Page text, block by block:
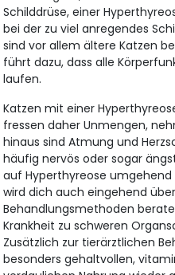
Schilddrüse, einer
bei der zu viel anregendes
sind vor allem ältere Katzen
führt dazu, dass alle
laufen.
Katzen mit einer
fressen daher Unmengen,
hinaus sind Atmung und
häufig nervös oder sogar
auf Hyperthyreose umgehend
wird dich auch eingehend
Behandlungsmethoden
Krankheit zu schweren
Zusätzlich zur tierärztlichen
besonders gehaltvollen,